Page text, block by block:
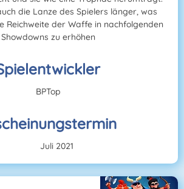
die Lanze des Spielers länger, was
Reichweite der Waffe in nachfolgenden
Showdowns zu erhöhen
BPTop
Juli 2021